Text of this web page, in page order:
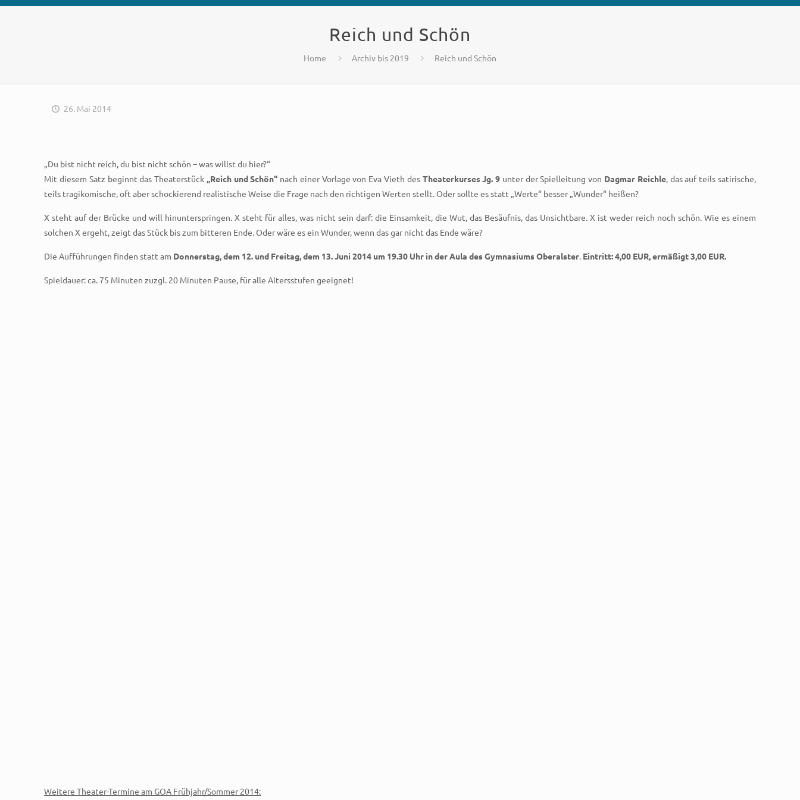
Reich und Schön
Home Archiv bis 2019 Reich und Schön
26. Mai 2014
„Du bist nicht reich, du bist nicht schön – was willst du hier?“
Mit diesem Satz beginnt das Theaterstück „Reich und Schön“ nach einer Vorlage von Eva Vieth des Theaterkurses Jg. 9 unter der Spielleitung von Dagmar Reichle, das auf teils satirische,
teils tragikomische, oft aber schockierend realistische Weise die Frage nach den richtigen Werten stellt. Oder sollte es statt „Werte“ besser „Wunder“ heißen?
X steht auf der Brücke und will hinunterspringen. X steht für alles, was nicht sein darf: die Einsamkeit, die Wut, das Besäufnis, das Unsichtbare. X ist weder reich noch schön. Wie es einem
solchen X ergeht, zeigt das Stück bis zum bitteren Ende. Oder wäre es ein Wunder, wenn das gar nicht das Ende wäre?
Die Aufführungen finden statt am Donnerstag, dem 12. und Freitag, dem 13. Juni 2014 um 19.30 Uhr in der Aula des Gymnasiums Oberalster. Eintritt: 4,00 EUR, ermäßigt 3,00 EUR.
Spieldauer: ca. 75 Minuten zuzgl. 20 Minuten Pause, für alle Altersstufen geeignet!
Weitere Theater-Termine am GOA Frühjahr/Sommer 2014: